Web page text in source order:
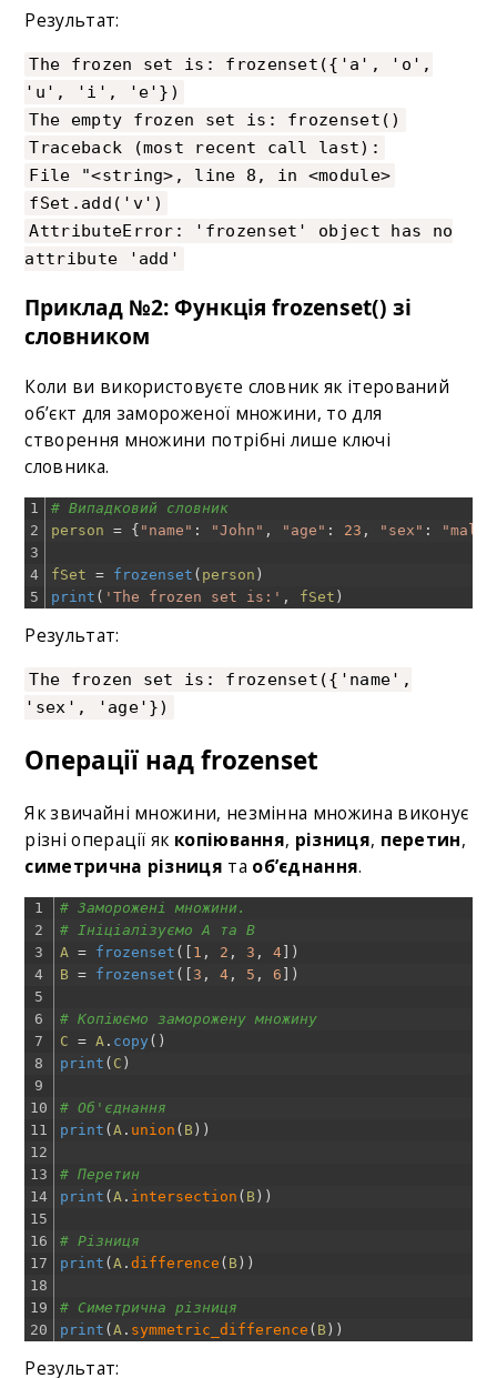
Результат:
The frozen set is: frozenset({'a', 'o',
'u', 'i', 'e'})
The empty frozen set is: frozenset()
Traceback (most recent call last):
File "<string>, line 8, in <module>
fSet.add('v')
AttributeError: 'frozenset' object has no
attribute 'add'
Приклад №2: Функція frozenset() зі
словником
Коли ви використовуєте словник як ітерований
об’єкт для замороженої множини, то для
створення множини потрібні лише ключі
словника.
1
2
3
4
5
# Випадковий словник
person
= { "name" : "John" , "age" : 23 , "sex" : "male"
fSet = frozenset ( person )
print ( 'The frozen set is:' , fSet )
Результат:
The frozen set is: frozenset({'name',
'sex', 'age'})
Операції над frozenset
Як звичайні множини, незмінна множина виконує
різні операції як копіювання, різниця, перетин,
симетрична різниця та об’єднання.
1
2
3
4
5
6
7
8
9
10
11
12
13
14
15
16
17
18
19
20
# Заморожені множини.
# Ініціалізуємо A та B
A
= frozenset ( 1 , 2 , 3 , 4
)
B
= frozenset ( 3 , 4 , 5 , 6 )
# Копіюємо заморожену множину
C
= A . copy ( )
print ( C )
# Об'єднання
print (A . union ( B ) )
# Перетин
print (A . intersection ( B ) )
# Різниця
print (A .difference ( B ) )
# Симетрична різниця
print (A . symmetric_difference ( B ) )
Результат: